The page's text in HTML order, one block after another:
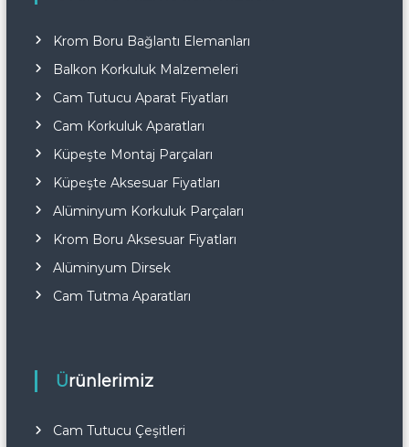
Krom Boru Bağlantı Elemanları
Balkon Korkuluk Malzemeleri
Cam Tutucu Aparat Fiyatları
Cam Korkuluk Aparatları
Küpeşte Montaj Parçaları
Küpeşte Aksesuar Fiyatları
Alüminyum Korkuluk Parçaları
Krom Boru Aksesuar Fiyatları
Alüminyum Dirsek
Cam Tutma Aparatları
Ürünlerimiz
Cam Tutucu Çeşitleri